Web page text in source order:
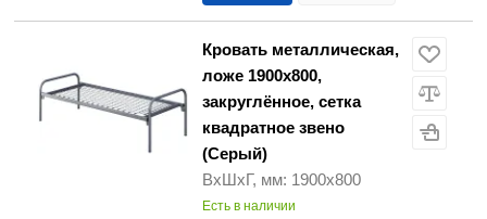
Кровать металлическая,
ложе 1900х800,
закруглённое, сетка
квадратное звено
(Серый)
ВхШхГ, мм: 1900х800
Есть в наличии